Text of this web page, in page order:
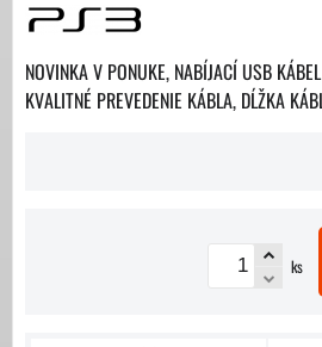
NOVINKA V PONUKE, NABÍJACÍ USB
KVALITNÉ PREVEDENIE KÁBLA, DĹŽKA
ks